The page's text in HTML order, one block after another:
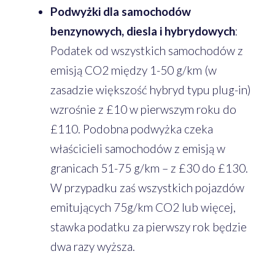
Podwyżki dla samochodów
benzynowych, diesla i hybrydowych:
Podatek od wszystkich samochodów z
emisją CO2 między 1-50 g/km (w
zasadzie większość hybryd typu plug-in)
wzrośnie z £10 w pierwszym roku do
£110. Podobna podwyżka czeka
właścicieli samochodów z emisją w
granicach 51-75 g/km – z £30 do £130.
W przypadku zaś wszystkich pojazdów
emitujących 75g/km CO2 lub więcej,
stawka podatku za pierwszy rok będzie
dwa razy wyższa.